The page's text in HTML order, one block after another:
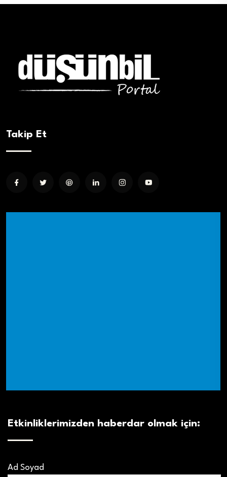
Takip Et
Etkinliklerimizden haberdar olmak için:
Ad Soyad